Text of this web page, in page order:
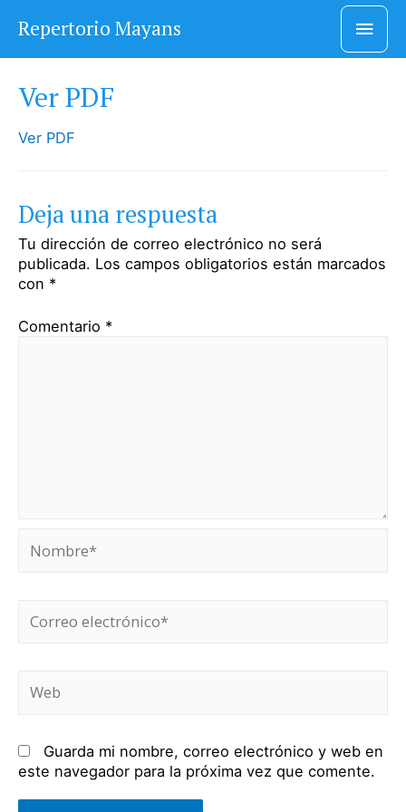
Repertorio Mayans
Ver PDF
Ver PDF
Deja una respuesta
Tu dirección de correo electrónico no será
publicada. Los campos obligatorios están marcados
con *
Comentario *
electrónico*
Guarda mi nombre, correo electrónico y web en
este navegador para la próxima vez que comente.